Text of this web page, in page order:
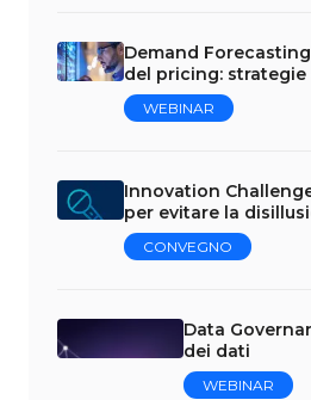
Demand
del pricing: strategie
WEBINAR
Innovation
per evitare la
CONVEGNO
Data
dei dati
WEBINAR